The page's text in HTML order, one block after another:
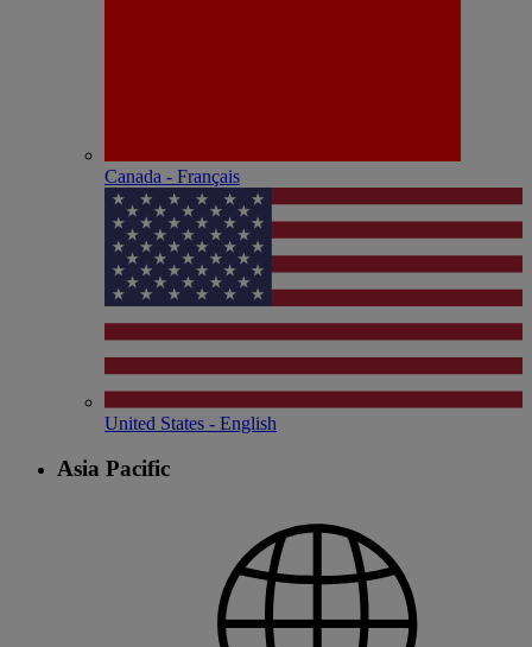
Canada - Français
United States - English
Asia Pacific